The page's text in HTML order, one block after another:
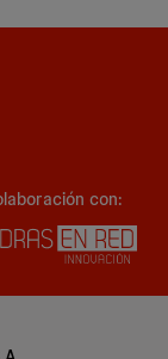
con: